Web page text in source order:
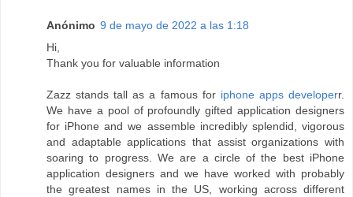
Anónimo 9 de mayo de 2022 a las 1:18
Hi,
Thank you for valuable information
Zazz stands tall as a famous for iphone apps developerr.
We have a pool of profoundly gifted application designers
for iPhone and we assemble incredibly splendid, vigorous
and adaptable applications that assist organizations with
soaring to progress. We are a circle of the best iPhone
application designers and we have worked with probably
the greatest names in the US, working across different